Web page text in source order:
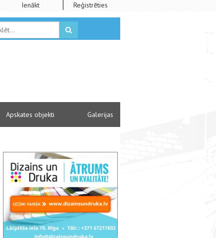
Ienākt Reģistrēties
Apskates objekti Galerijas